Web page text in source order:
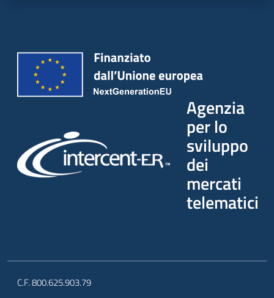
Agenzia
per lo
sviluppo
dei
mercati
telematici
C.F. 800.625.903.79